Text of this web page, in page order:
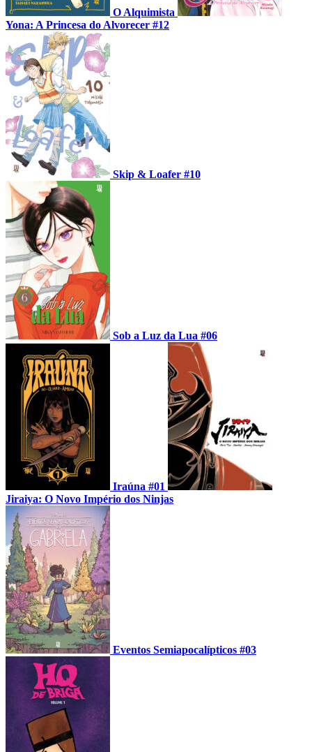
O Alquimista
Yona: A Princesa do Alvorecer #12
Skip & Loafer #10
Sob a Luz da Lua #06
Iraúna #01
Jiraiya: O Novo Império dos Ninjas
Eventos Semiapocalípticos #03